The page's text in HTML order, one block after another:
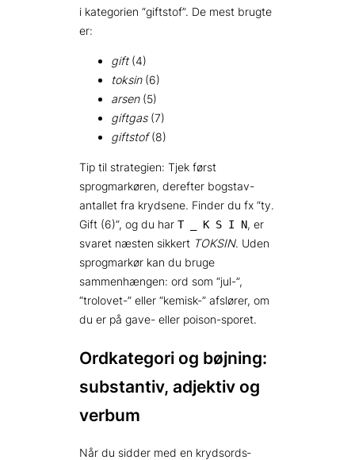
i kategorien “giftstof”. De mest brugte
er:
gift(4)
toksin(6)
arsen(5)
giftgas(7)
giftstof(8)
Tip til strategien: Tjek først
sprogmarkøren, derefter bogstav-
antallet fra krydsene. Finder du fx “ty.
Gift (6)”, og du har T _ K S I N, er
svaret næsten sikkert TOKSIN. Uden
sprogmarkør kan du bruge
sammenhængen: ord som “jul-”,
“trolovet-” eller “kemisk-” afslører, om
du er på gave- eller poison-sporet.
Ordkategori og bøjning:
substantiv, adjektiv og
verbum
Når du sidder med en krydsords­